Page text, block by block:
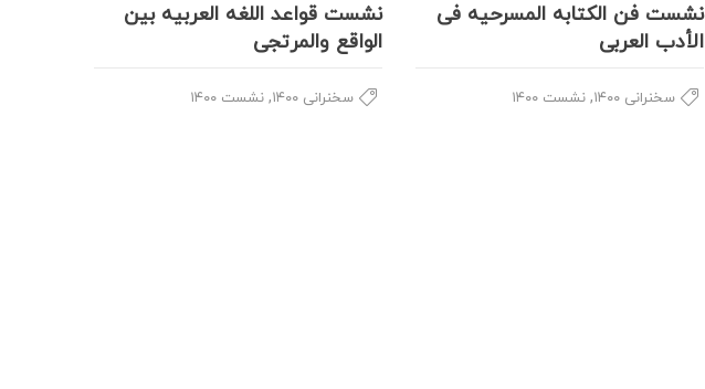
نشست فن الکتابه المسرحیه فی
الأدب العربی
سخنرانی ۱۴۰۰ ,نشست ۱۴۰۰
نشست قواعد اللغه العربیه بین
الواقع والمرتجی
سخنرانی ۱۴۰۰ ,نشست ۱۴۰۰